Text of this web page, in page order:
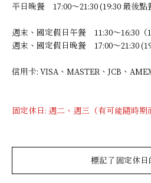
平日晚餐 17:00～21:30 (19:30 最後點
週末、國定假日午餐 11:30～16:30（
週末、國定假日晚餐 17:00～21:30
信用卡: VISA、MASTER、JCB、
固定休日: 週二、週三（有可能隨時
標記了固定休日